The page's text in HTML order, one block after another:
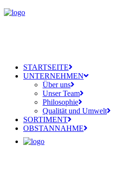
STARTSEITE
UNTERNEHMEN
Über uns
Unser Team
Philosophie
Qualität und Umwelt
SORTIMENT
OBSTANNAHME